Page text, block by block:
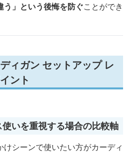
う」という後悔を防ぐことができ
ィガン セットアップ レ
ント
いを重視する場合の比較軸
シーンで使いたい方がカーディ